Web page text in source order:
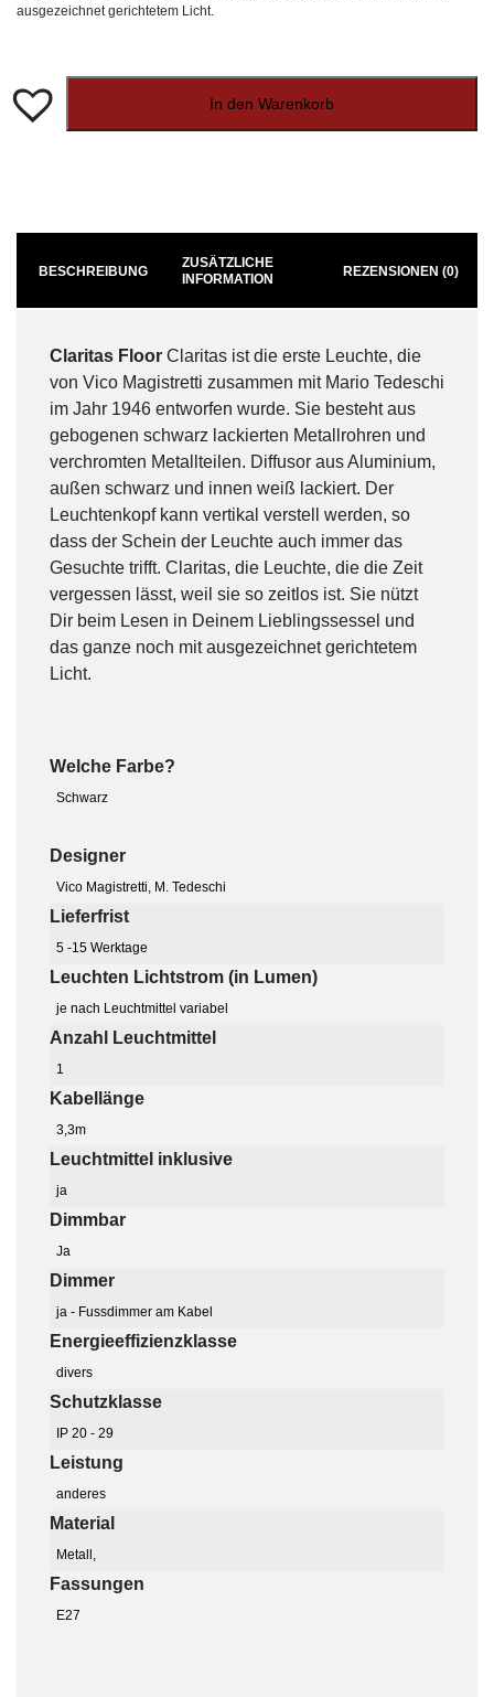
ausgezeichnet gerichtetem Licht.
In den Warenkorb
BESCHREIBUNG
ZUSÄTZLICHE
INFORMATION
REZENSIONEN (0)
Claritas Floor Claritas ist die erste Leuchte, die
von Vico Magistretti zusammen mit Mario Tedeschi
im Jahr 1946 entworfen wurde. Sie besteht aus
gebogenen schwarz lackierten Metallrohren und
verchromten Metallteilen. Diffusor aus Aluminium,
außen schwarz und innen weiß lackiert. Der
Leuchtenkopf kann vertikal verstell werden, so
dass der Schein der Leuchte auch immer das
Gesuchte trifft. Claritas, die Leuchte, die die Zeit
vergessen lässt, weil sie so zeitlos ist. Sie nützt
Dir beim Lesen in Deinem Lieblingssessel und
das ganze noch mit ausgezeichnet gerichtetem
Licht.
Welche Farbe?
Schwarz
Designer
Vico Magistretti, M. Tedeschi
Lieferfrist
5 -15 Werktage
Leuchten Lichtstrom (in Lumen)
je nach Leuchtmittel variabel
Anzahl Leuchtmittel
1
Kabellänge
3,3m
Leuchtmittel inklusive
ja
Dimmbar
Ja
Dimmer
ja - Fussdimmer am Kabel
Energieeffizienzklasse
divers
Schutzklasse
IP 20 - 29
Leistung
anderes
Material
Metall,
Fassungen
E27